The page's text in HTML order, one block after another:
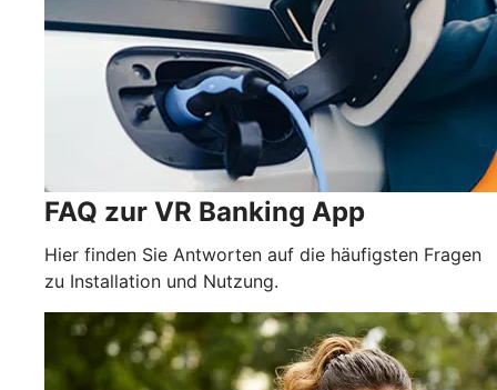
FAQ zur VR Banking App
Hier finden Sie Antworten auf die häufigsten Fragen
zu Installation und Nutzung.